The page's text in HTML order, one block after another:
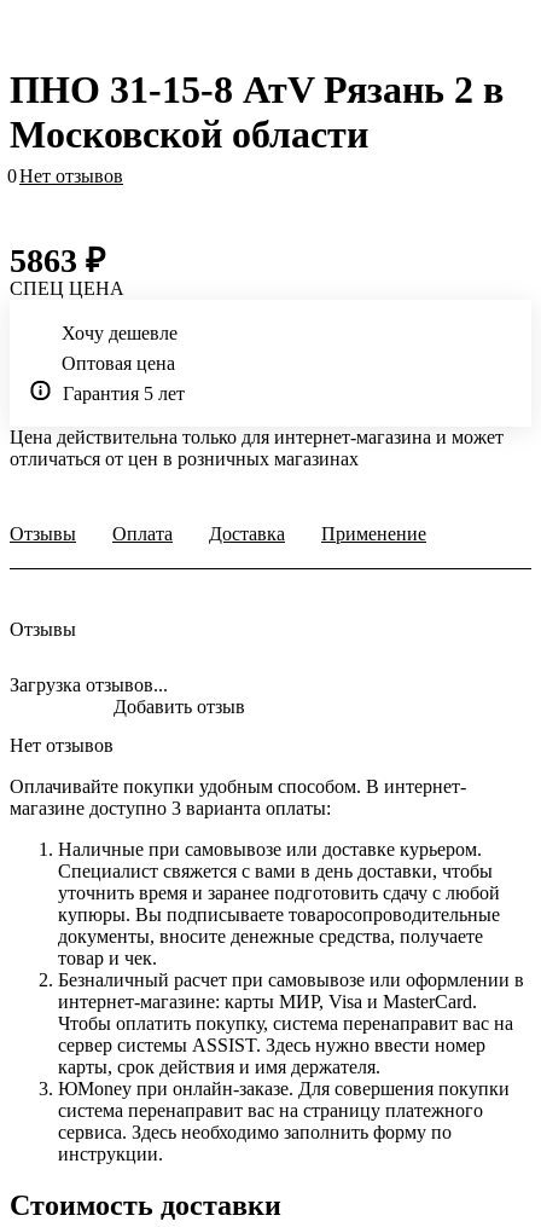
ПНО 31-15-8 АтV Рязань 2 в
Московской области
0Нет отзывов
5863 ₽
СПЕЦ ЦЕНА
Хочу дешевле
Оптовая цена
Гарантия 5 лет
Цена действительна только для интернет-магазина и может
отличаться от цен в розничных магазинах
Отзывы Оплата Доставка Применение
Отзывы
Загрузка отзывов...
Нет отзывов
Добавить отзыв
Оплачивайте покупки удобным способом. В интернет-
магазине доступно 3 варианта оплаты:
Наличные при самовывозе или доставке курьером.
Специалист свяжется с вами в день доставки, чтобы
уточнить время и заранее подготовить сдачу с любой
купюры. Вы подписываете товаросопроводительные
документы, вносите денежные средства, получаете
товар и чек.
Безналичный расчет при самовывозе или оформлении в
интернет-магазине: карты МИР, Visa и MasterCard.
Чтобы оплатить покупку, система перенаправит вас на
сервер системы ASSIST. Здесь нужно ввести номер
карты, срок действия и имя держателя.
ЮMoney при онлайн-заказе. Для совершения покупки
система перенаправит вас на страницу платежного
сервиса. Здесь необходимо заполнить форму по
инструкции.
Стоимость доставки